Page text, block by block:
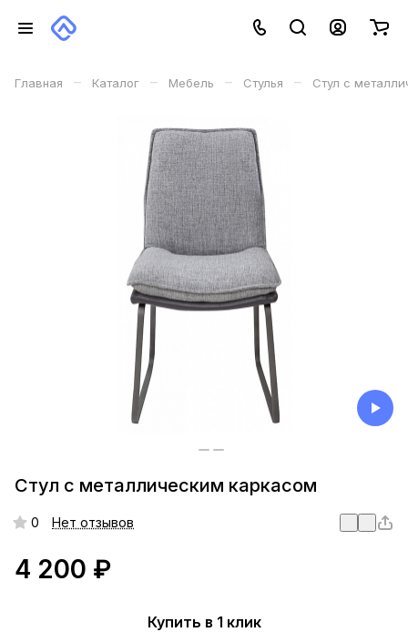
Главная – Каталог – Мебель – Стулья – Стул с
Стул с металлическим каркасом
0 Нет отзывов
4 200 ₽
Купить в 1 клик